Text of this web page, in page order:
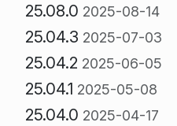
25.08.0 2025-08-14
25.04.3 2025-07-03
25.04.2 2025-06-05
25.04.1 2025-05-08
25.04.0 2025-04-17